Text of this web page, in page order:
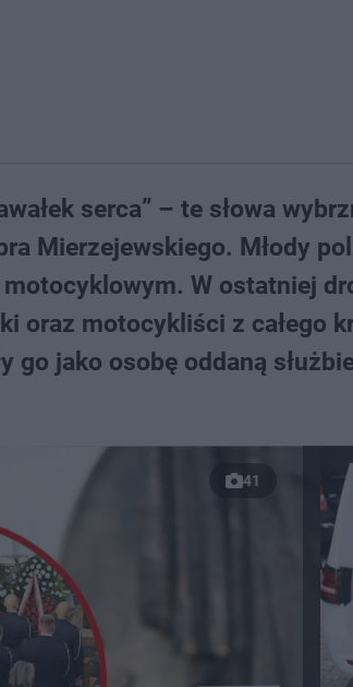
serca” – te słowa
Mierzejewskiego. Młody
W ostatniej
oraz motocykliści z całego
go jako osobę oddaną
41